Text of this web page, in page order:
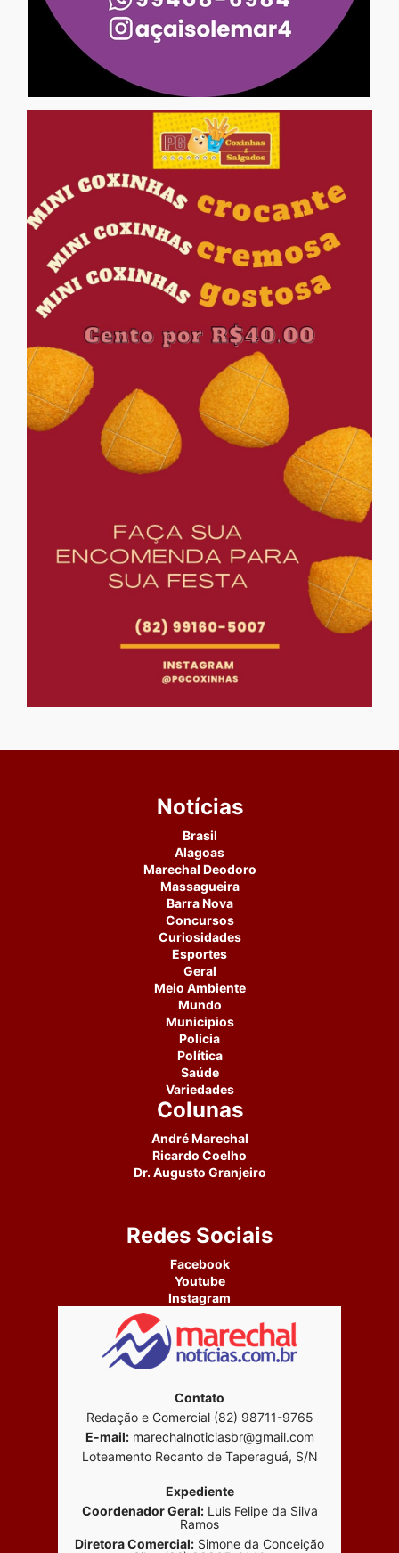
Notícias
Brasil
Alagoas
Marechal Deodoro
Massagueira
Barra Nova
Concursos
Curiosidades
Esportes
Geral
Meio Ambiente
Mundo
Municipios
Polícia
Política
Saúde
Variedades
Colunas
André Marechal
Ricardo Coelho
Dr. Augusto Granjeiro
Redes Sociais
Facebook
Youtube
Instagram
Contato
Redação e Comercial (82) 98711-9765
E-mail:marechalnoticiasbr@gmail.com
Loteamento Recanto de Taperaguá, S/N
Expediente
Coordenador Geral:Luis Felipe da Silva
Ramos
Diretora Comercial: Simone da Conceição